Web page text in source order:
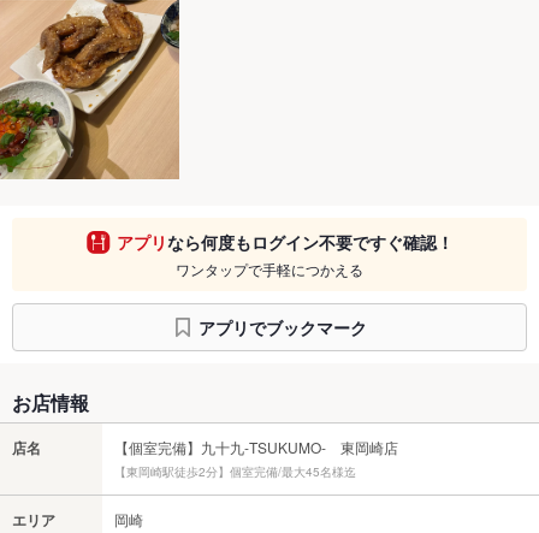
アプリなら何度もログイン不要ですぐ確認！
ワンタップで手軽につかえる
アプリでブックマーク
お店情報
店名 【個室完備】九十九-TSUKUMO- 東岡崎店
【東岡崎駅徒歩2分】個室完備/最大45名様迄
エリア 岡崎